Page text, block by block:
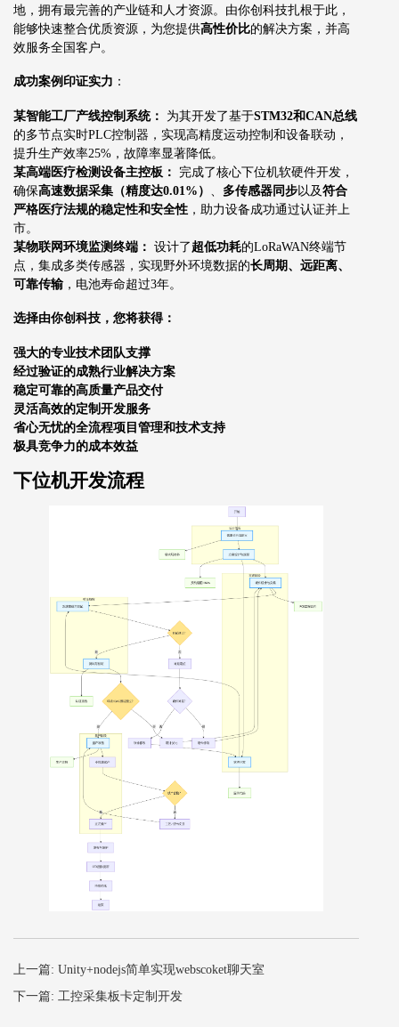
地，拥有最完善的产业链和人才资源。由你创科技扎根于此，
能够快速整合优质资源，为您提供高性价比的解决方案，并高
效服务全国客户。
成功案例印证实力 ：
某智能工厂产线控制系统： 为其开发了基于STM32和CAN总线
的多节点实时PLC控制器，实现高精度运动控制和设备联动，
提升生产效率25%，故障率显著降低。
某高端医疗检测设备主控板：
完成了核心下位机软硬件开发，
确保高速数据采集（精度达0.01%） 、 多传感器同步以及符合
严格医疗法规的稳定性和安全性 ，助力设备成功通过认证并上
市。
某物联网环境监测终端： 设计了 超低功耗的LoRaWAN终端节
点，集成多类传感器，实现野外环境数据的长周期、远距离、
可靠传输 ，电池寿命超过3年。
选择由你创科技，您将获得：
强大的专业技术团队支撑
经过验证的成熟行业解决方案
稳定可靠的高质量产品交付
灵活高效的定制开发服务
省心无忧的全流程项目管理和技术支持
极具竞争力的成本效益
下位机开发流程
上一篇: Unity+nodejs简单实现webscoket聊天室
下一篇: 工控采集板卡定制开发